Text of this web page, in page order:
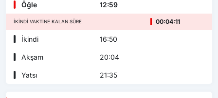
Öğle 12:59
İKINDI VAKTINE KALAN SÜRE 00:04:10
İkindi 16:50
Akşam 20:04
Yatsı 21:35